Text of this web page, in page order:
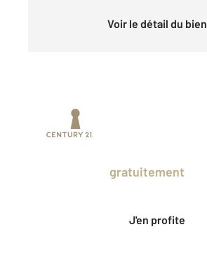
Voir le détail du bien
gratuitement
J'en profite